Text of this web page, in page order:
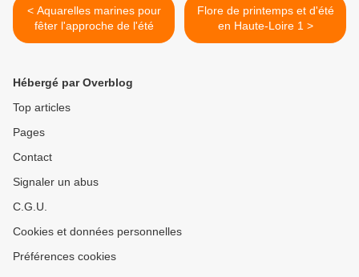
< Aquarelles marines pour
fêter l'approche de l'été
Flore de printemps et d'été
en Haute-Loire 1 >
Hébergé par Overblog
Top articles
Pages
Contact
Signaler un abus
C.G.U.
Cookies et données personnelles
Préférences cookies